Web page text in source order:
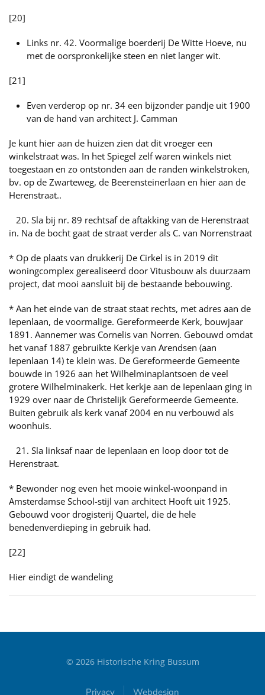
[20]
Links nr. 42. Voormalige boerderij De Witte Hoeve, nu
met de oorspronkelijke steen en niet langer wit.
[21]
Even verderop op nr. 34 een bijzonder pandje uit 1900
van de hand van architect J. Camman
Je kunt hier aan de huizen zien dat dit vroeger een
winkelstraat was. In het Spiegel zelf waren winkels niet
toegestaan en zo ontstonden aan de randen winkelstroken,
bv. op de Zwarteweg, de Beerensteinerlaan en hier aan de
Herenstraat..
20. Sla bij nr. 89 rechtsaf de aftakking van de Herenstraat
in. Na de bocht gaat de straat verder als C. van Norrenstraat
* Op de plaats van drukkerij De Cirkel is in 2019 dit
woningcomplex gerealiseerd door Vitusbouw als duurzaam
project, dat mooi aansluit bij de bestaande bebouwing.
* Aan het einde van de straat staat rechts, met adres aan de
Iepenlaan, de voormalige. Gereformeerde Kerk, bouwjaar
1891. Aannemer was Cornelis van Norren. Gebouwd omdat
het vanaf 1887 gebruikte Kerkje van Arendsen (aan
Iepenlaan 14) te klein was. De Gereformeerde Gemeente
bouwde in 1926 aan het Wilhelminaplantsoen de veel
grotere Wilhelminakerk. Het kerkje aan de Iepenlaan ging in
1929 over naar de Christelijk Gereformeerde Gemeente.
Buiten gebruik als kerk vanaf 2004 en nu verbouwd als
woonhuis.
21. Sla linksaf naar de Iepenlaan en loop door tot de
Herenstraat.
* Bewonder nog even het mooie winkel-woonpand in
Amsterdamse School-stijl van architect Hooft uit 1925.
Gebouwd voor drogisterij Quartel, die de hele
benedenverdieping in gebruik had.
[22]
Hier eindigt de wandeling
© 2026Historische Kring Bussum
Privacy Webdesign